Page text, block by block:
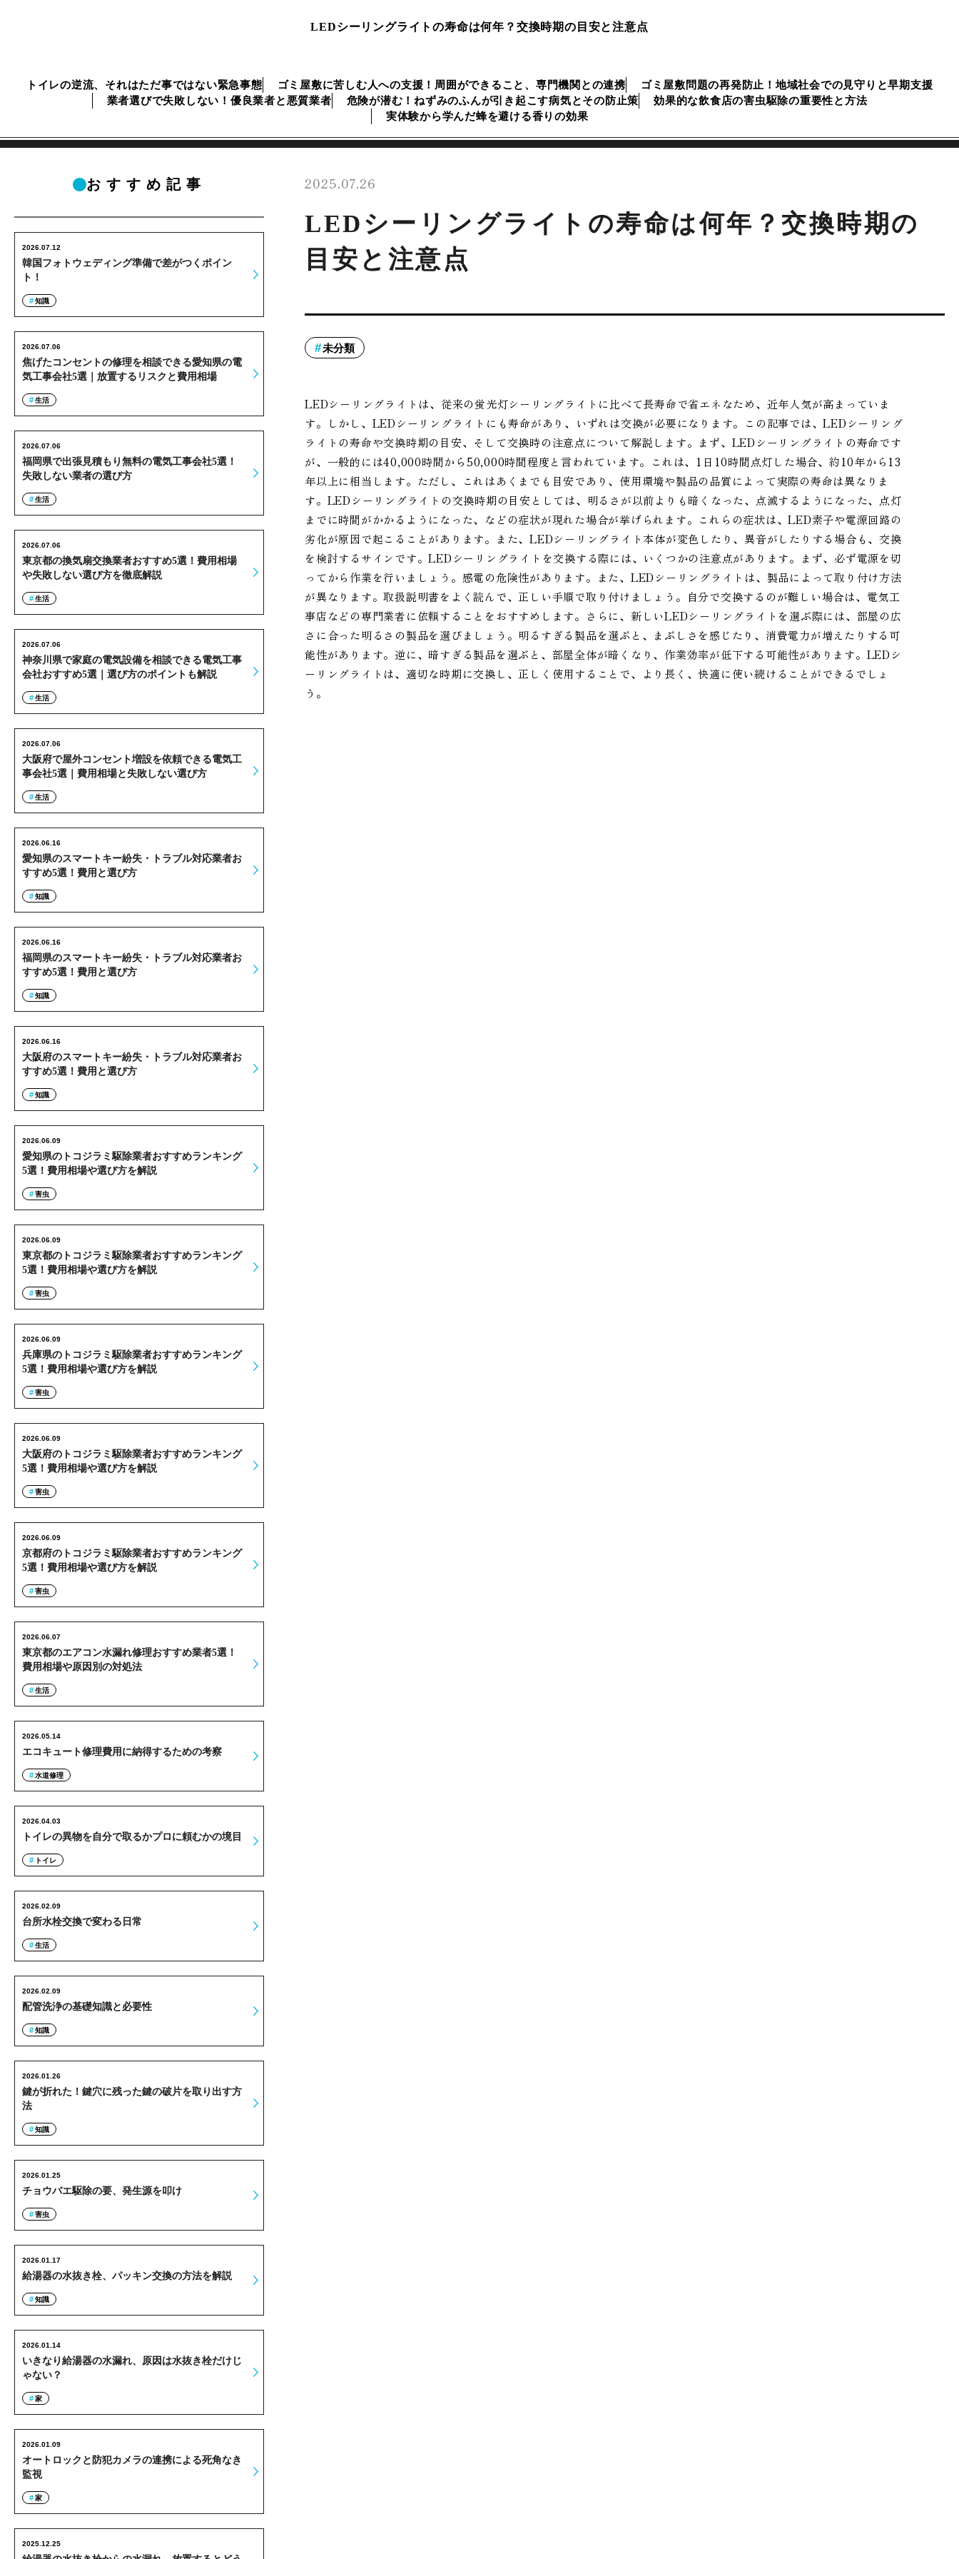
LEDシーリングライトの寿命は何年？交換時期の目安と注意点
トイレの逆流、それはただ事ではない緊急事態 ゴミ屋敷に苦しむ人への支援！周囲ができること、専門機関との連携
ゴミ屋敷問題の再発防止！地域社会での見守りと早期支援
業者選びで失敗しない！優良業者と悪質業者
危険が潜む！ねずみのふんが引き起こす病気とその防止策
効果的な飲食店の害虫駆除の重要性と方法
実体験から学んだ蜂を避ける香りの効果
2025.07.26
LEDシーリングライトの寿命は何年？交換時期の
目安と注意点
未分類
LEDシーリングライトは、従来の蛍光灯シーリングライトに比べて長寿命で省エネなため、近年人気が高まっていま
す。しかし、LEDシーリングライトにも寿命があり、いずれは交換が必要になります。この記事では、LEDシーリング
ライトの寿命や交換時期の目安、そして交換時の注意点について解説します。まず、LEDシーリングライトの寿命です
が、一般的には40,000時間から50,000時間程度と言われています。これは、1日10時間点灯した場合、約10年から13
年以上に相当します。ただし、これはあくまでも目安であり、使用環境や製品の品質によって実際の寿命は異なりま
す。LEDシーリングライトの交換時期の目安としては、明るさが以前よりも暗くなった、点滅するようになった、点灯
までに時間がかかるようになった、などの症状が現れた場合が挙げられます。これらの症状は、LED素子や電源回路の
劣化が原因で起こることがあります。また、LEDシーリングライト本体が変色したり、異音がしたりする場合も、交換
を検討するサインです。LEDシーリングライトを交換する際には、いくつかの注意点があります。まず、必ず電源を切
ってから作業を行いましょう。感電の危険性があります。また、LEDシーリングライトは、製品によって取り付け方法
が異なります。取扱説明書をよく読んで、正しい手順で取り付けましょう。自分で交換するのが難しい場合は、電気工
事店などの専門業者に依頼することをおすすめします。さらに、新しいLEDシーリングライトを選ぶ際には、部屋の広
さに合った明るさの製品を選びましょう。明るすぎる製品を選ぶと、まぶしさを感じたり、消費電力が増えたりする可
能性があります。逆に、暗すぎる製品を選ぶと、部屋全体が暗くなり、作業効率が低下する可能性があります。LEDシ
ーリングライトは、適切な時期に交換し、正しく使用することで、より長く、快適に使い続けることができるでしょ
う。
おすすめ記事
韓国フォトウェディング準備で差がつくポイン
ト！
2026.07.12
知識
焦げたコンセントの修理を相談できる愛知県の電
気工事会社5選｜放置するリスクと費用相場
2026.07.06
生活
福岡県で出張見積もり無料の電気工事会社5選！
失敗しない業者の選び方
2026.07.06
生活
東京都の換気扇交換業者おすすめ5選！費用相場
や失敗しない選び方を徹底解説
2026.07.06
生活
神奈川県で家庭の電気設備を相談できる電気工事
会社おすすめ5選｜選び方のポイントも解説
2026.07.06
生活
大阪府で屋外コンセント増設を依頼できる電気工
事会社5選｜費用相場と失敗しない選び方
2026.07.06
生活
愛知県のスマートキー紛失・トラブル対応業者お
すすめ5選！費用と選び方
2026.06.16
知識
福岡県のスマートキー紛失・トラブル対応業者お
すすめ5選！費用と選び方
2026.06.16
知識
大阪府のスマートキー紛失・トラブル対応業者お
すすめ5選！費用と選び方
2026.06.16
知識
愛知県のトコジラミ駆除業者おすすめランキング
5選！費用相場や選び方を解説
2026.06.09
害虫
東京都のトコジラミ駆除業者おすすめランキング
5選！費用相場や選び方を解説
2026.06.09
害虫
兵庫県のトコジラミ駆除業者おすすめランキング
5選！費用相場や選び方を解説
2026.06.09
害虫
大阪府のトコジラミ駆除業者おすすめランキング
5選！費用相場や選び方を解説
2026.06.09
害虫
京都府のトコジラミ駆除業者おすすめランキング
5選！費用相場や選び方を解説
2026.06.09
害虫
東京都のエアコン水漏れ修理おすすめ業者5選！
費用相場や原因別の対処法
2026.06.07
生活
エコキュート修理費用に納得するための考察
2026.05.14
水道修理
トイレの異物を自分で取るかプロに頼むかの境目
2026.04.03
トイレ
台所水栓交換で変わる日常
2026.02.09
生活
配管洗浄の基礎知識と必要性
2026.02.09
知識
鍵が折れた！鍵穴に残った鍵の破片を取り出す方
法
2026.01.26
知識
チョウバエ駆除の要、発生源を叩け
2026.01.25
害虫
給湯器の水抜き栓、パッキン交換の方法を解説
2026.01.17
知識
いきなり給湯器の水漏れ、原因は水抜き栓だけじ
ゃない？
2026.01.14
家
オートロックと防犯カメラの連携による死角なき
監視
2026.01.09
家
2025.12.25